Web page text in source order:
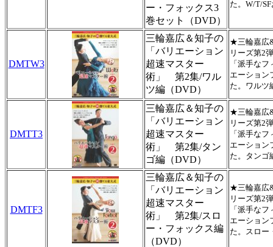
ー・フォックス3
巻セット（DVD）
た。W/T/
DMTW3
三輪嘉広＆知子の
「バリエーション
超速マスター
術」 第2集/ワル
ツ編（DVD）
★三輪嘉広
リーズ第2
「派手な
エーション
た。ワルツ
DMTT3
三輪嘉広＆知子の
「バリエーション
超速マスター
術」 第2集/タン
ゴ編（DVD）
★三輪嘉広
リーズ第2
「派手な
エーション
た。タンゴ
DMTF3
三輪嘉広＆知子の
「バリエーション
超速マスター
術」 第2集/スロ
ー・フォックス編
（DVD）
★三輪嘉広
リーズ第2
「派手な
エーション
た。スロー